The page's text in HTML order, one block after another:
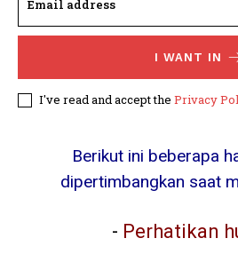
I WANT IN
I've read and accept the Privacy
Berikut ini beberapa
dipertimbangkan saat
- Perhatikan